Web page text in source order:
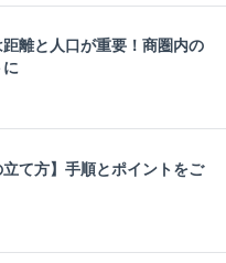
離と人口が重要！商圏内の
に
立て方】手順とポイントをご